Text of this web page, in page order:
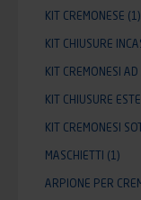
KIT CREMONESE (1)
KIT CHIUSURE
KIT CREMONESI AD
KIT CHIUSURE
KIT CREMONESI
MASCHIETTI (1)
ARPIONE PER